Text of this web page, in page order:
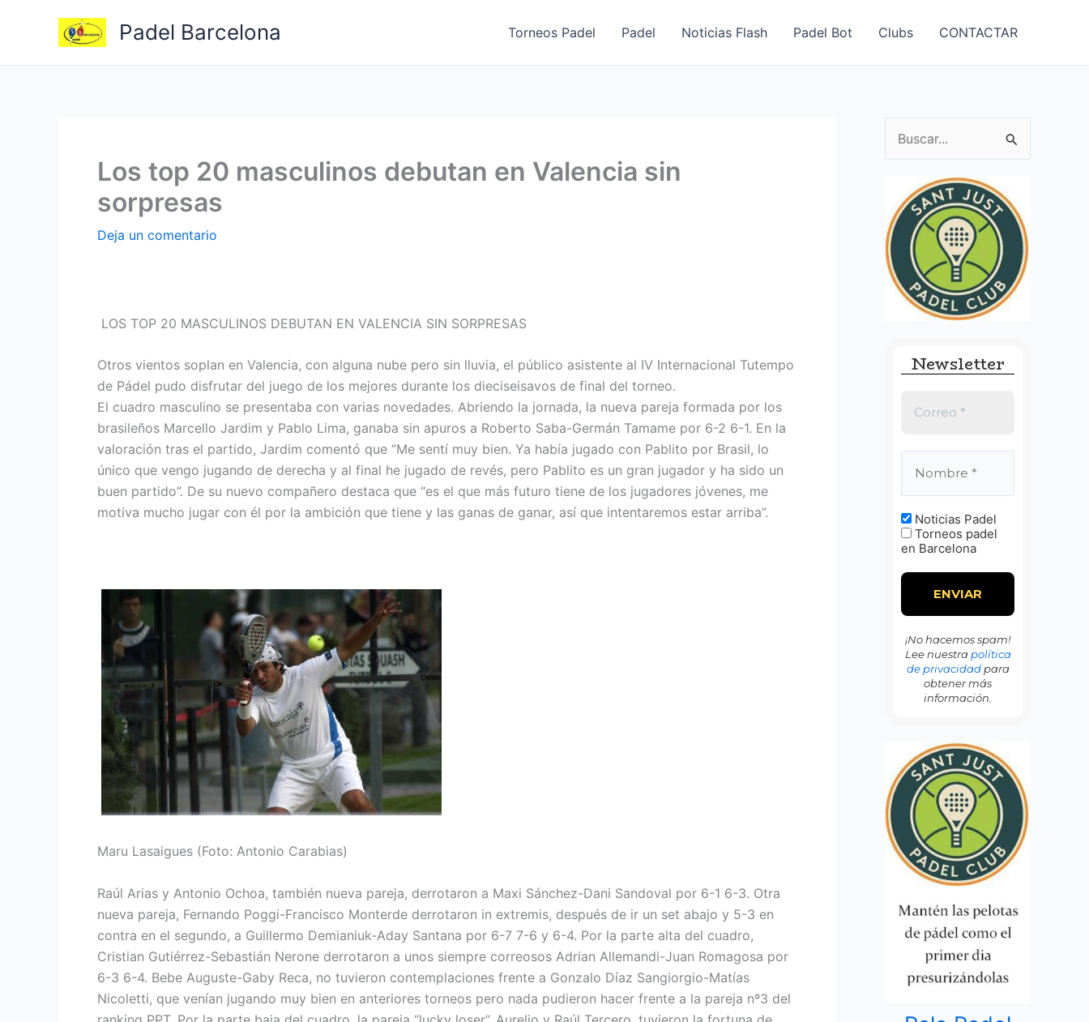
contenido
Padel Barcelona Torneos Padel Padel Noticias Flash Padel Bot Clubs CONTACTAR
Los top 20 masculinos debutan en Valencia sin
sorpresas
Deja un comentario
LOS TOP 20 MASCULINOS DEBUTAN EN VALENCIA SIN SORPRESAS
Otros vientos soplan en Valencia, con alguna nube pero sin lluvia, el público asistente al IV Internacional Tutempo
de Pádel pudo disfrutar del juego de los mejores durante los dieciseisavos de final del torneo.
El cuadro masculino se presentaba con varias novedades. Abriendo la jornada, la nueva pareja formada por los
brasileños Marcello Jardim y Pablo Lima, ganaba sin apuros a Roberto Saba-Germán Tamame por 6-2 6-1. En la
valoración tras el partido, Jardim comentó que “Me sentí muy bien. Ya había jugado con Pablito por Brasil, lo
único que vengo jugando de derecha y al final he jugado de revés, pero Pablito es un gran jugador y ha sido un
buen partido”. De su nuevo compañero destaca que “es el que más futuro tiene de los jugadores jóvenes, me
motiva mucho jugar con él por la ambición que tiene y las ganas de ganar, así que intentaremos estar arriba”.
Maru Lasaigues (Foto: Antonio Carabias)
Raúl Arias y Antonio Ochoa, también nueva pareja, derrotaron a Maxi Sánchez-Dani Sandoval por 6-1 6-3. Otra
nueva pareja, Fernando Poggi-Francisco Monterde derrotaron in extremis, después de ir un set abajo y 5-3 en
contra en el segundo, a Guillermo Demianiuk-Aday Santana por 6-7 7-6 y 6-4. Por la parte alta del cuadro,
Cristian Gutiérrez-Sebastián Nerone derrotaron a unos siempre correosos Adrian Allemandi-Juan Romagosa por
6-3 6-4. Bebe Auguste-Gaby Reca, no tuvieron contemplaciones frente a Gonzalo Díaz Sangiorgio-Matías
Nicoletti, que venían jugando muy bien en anteriores torneos pero nada pudieron hacer frente a la pareja nº3 del
u
a
r
Newsletter
Noticias Padel
Torneos padel
en Barcelona
¡No hacemos spam!
Lee nuestra política
de privacidadpara
obtener más
información.